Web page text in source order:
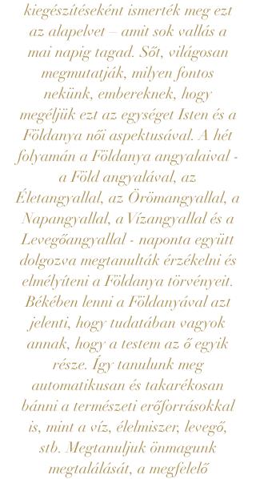
kiegészítéseként ismerték meg ezt
az alapelvet – amit sok vallás a
mai napig tagad. Sőt, világosan
megmutatják, milyen fontos
nekünk, embereknek, hogy
megéljük ezt az egységet Isten és a
Földanya női aspektusával. A hét
folyamán a Földanya angyalaival -
a Föld angyalával, az
Életangyallal, az Örömangyallal, a
Napangyallal, a Vízangyallal és a
Levegőangyallal - naponta együtt
dolgozva megtanulták érzékelni és
elmélyíteni a Földanya törvényeit.
Békében lenni a Földanyával azt
jelenti, hogy tudatában vagyok
annak, hogy a testem az ő egyik
része. Így tanulunk meg
automatikusan és takarékosan
bánni a természeti erőforrásokkal
is, mint a víz, élelmiszer, levegő,
stb. Megtanuljuk önmagunk
megtalálását, a megfelelő